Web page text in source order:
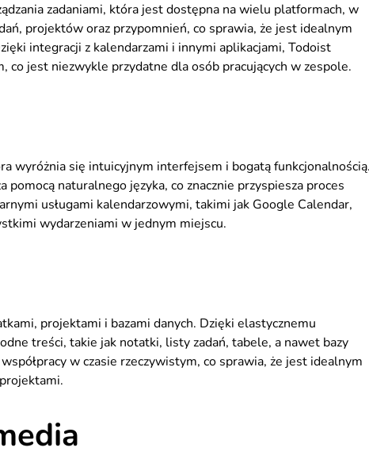
zadaniami, która jest dostępna na wielu platformach, w
projektów oraz przypomnień, co sprawia, że jest idealnym
integracji z kalendarzami i innymi aplikacjami, Todoist
co jest niezwykle przydatne dla osób pracujących w zespole.
wyróżnia się intuicyjnym interfejsem i bogatą
naturalnego języka, co znacznie przyspiesza proces
usługami kalendarzowymi, takimi jak Google Calendar,
wydarzeniami w jednym miejscu.
projektami i bazami danych. Dzięki elastycznemu
treści, takie jak notatki, listy zadań, tabele, a nawet bazy
w czasie rzeczywistym, co sprawia, że jest idealnym